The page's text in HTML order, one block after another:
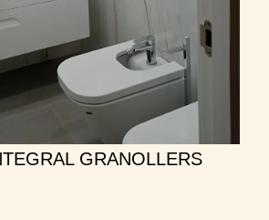
GRANOLLERS